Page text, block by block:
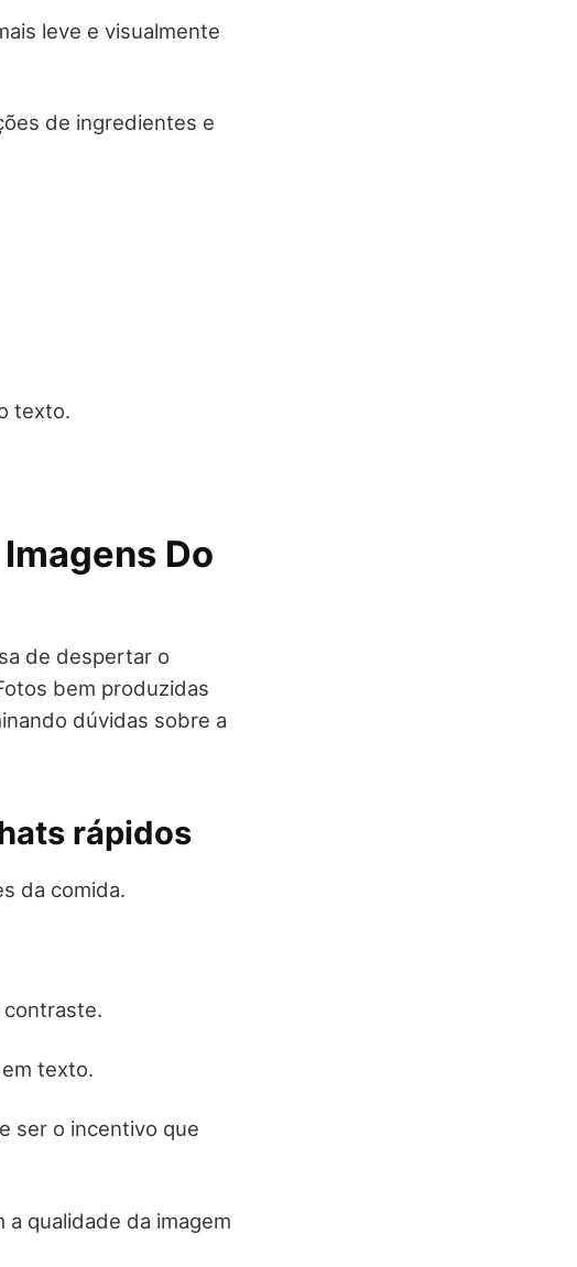
leve e visualmente
de ingredientes e
texto.
Do
de despertar o
bem produzidas
dúvidas sobre a
rápidos
da comida.
texto.
ser o incentivo que
a qualidade da imagem